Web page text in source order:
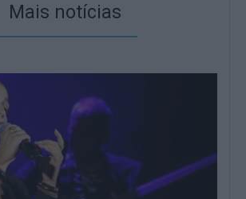
Mais notícias